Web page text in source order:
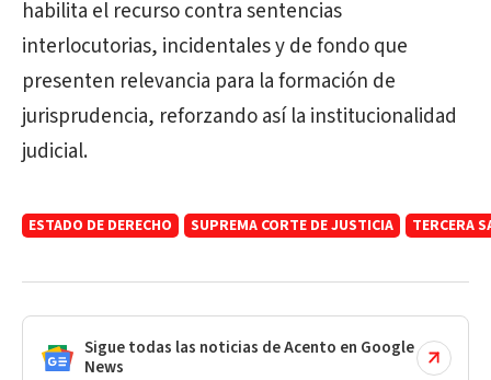
habilita el recurso contra sentencias
interlocutorias, incidentales y de fondo que
presenten relevancia para la formación de
jurisprudencia, reforzando así la institucionalidad
judicial.
ESTADO DE DERECHO SUPREMA CORTE DE JUSTICIA TERCERA
Sigue todas las noticias de Acento en Google
News